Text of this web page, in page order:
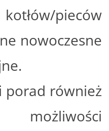
pieców
nowoczesne
porad również